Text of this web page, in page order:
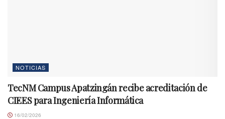
NOTICIAS
TecNM Campus Apatzingán recibe acreditación de
CIEES para Ingeniería Informática
16/02/2026